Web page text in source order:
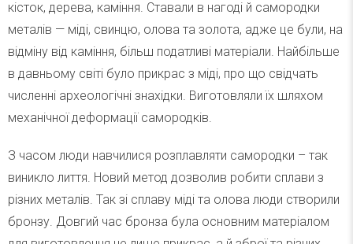
кісток, дерева, каміння. Ставали в нагоді й самородки
металів — міді, свинцю, олова та золота, адже це були, на
відміну від каміння, більш податливі матеріали. Найбільше
в давньому світі було прикрас з міді, про що свідчать
численні археологічні знахідки. Виготовляли їх шляхом
механічної деформації самородків.
З часом люди навчилися розплавляти самородки – так
виникло лиття. Новий метод дозволив робити сплави з
різних металів. Так зі сплаву міді та олова люди створили
бронзу. Довгий час бронза була основним матеріалом